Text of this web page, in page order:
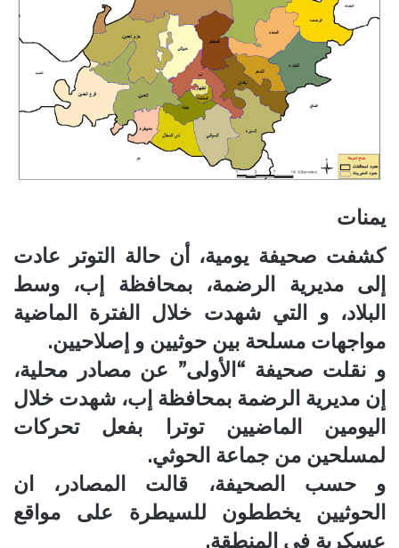
يمنات
كشفت صحيفة يومية، أن حالة التوتر عادت
إلى مديرية الرضمة، بمحافظة إب، وسط
البلاد، و التي شهدت خلال الفترة الماضية
مواجهات مسلحة بين حوثيين و إصلاحيين.
و نقلت صحيفة “الأولى” عن مصادر محلية،
إن مديرية الرضمة بمحافظة إب، شهدت خلال
اليومين الماضيين توترا بفعل تحركات
لمسلحين من جماعة الحوثي.
و حسب الصحيفة، قالت المصادر، ان
الحوثيين يخططون للسيطرة على مواقع
عسكرية في المنطقة.